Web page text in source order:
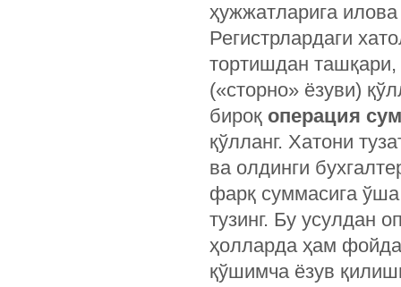
ҳужжатларига
Регистрлардаги
тортишдан
(«сторно» ёзуви)
бироқ операция
қўлланг. Хатони
ва олдинги
фарқ суммасига
тузинг. Бу усулдан
ҳолларда ҳам
қўшимча ёзув